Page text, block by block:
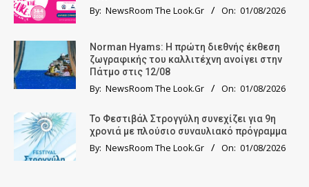
By: NewsRoom The Look.Gr On: 01/08/2026
Norman Hyams: Η πρώτη διεθνής έκθεση
ζωγραφικής του καλλιτέχνη ανοίγει στην
Πάτμο στις 12/08
By: NewsRoom The Look.Gr On: 01/08/2026
Το Φεστιβάλ Στρογγύλη συνεχίζει για 9η
χρονιά με πλούσιο συναυλιακό πρόγραμμα
By: NewsRoom The Look.Gr On: 01/08/2026